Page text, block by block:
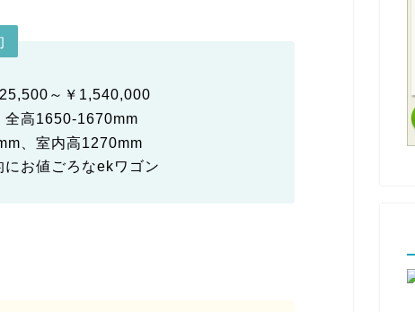
～￥1,540,000
全高1650-1670mm
、室内高1270mm
お値ごろなekワゴン